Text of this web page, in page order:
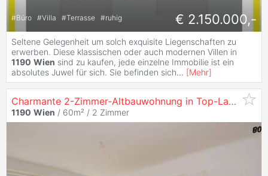
#Büro #Villa #Terrasse #ruhig € 2.150.000,-
Seltene Gelegenheit um solch exquisite Liegenschaften zu
erwerben. Diese klassischen oder auch modernen Villen in
1190 Wien sind zu kaufen, jede einzelne Immobilie ist ein
absolutes Juwel für sich. Sie befinden sich... [Mehr]
Charmante 2-Zimmer-Altbauwohnung in Top-Lage
1190 Wien / 60m² / 2 Zimmer